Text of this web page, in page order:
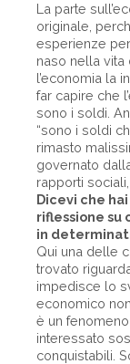
La parte
originale,
esperienze
naso nella vita
l’economia la
far capire che
sono i soldi.
“sono i soldi
rimasto
governato
rapporti
Dicevi che
riflessione su
in
Qui una delle
trovato
impedisce lo
economico
è un
interessato
conquistabili.